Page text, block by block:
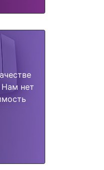
Нам нет